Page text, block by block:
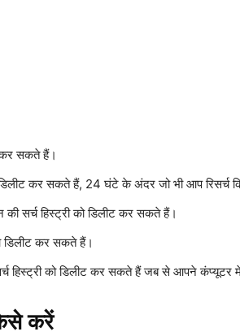
सकते हैं।
कर सकते हैं, 24 घंटे के अंदर जो भी आप रिसर्च
सर्च हिस्ट्री को डिलीट कर सकते हैं।
डिलीट कर सकते हैं।
को डिलीट कर सकते हैं जब से आपने कंप्यूटर
करें